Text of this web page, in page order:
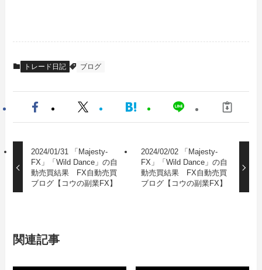
トレード日記 ブログ
2024/01/31 「Majesty-
FX」「Wild Dance」の自
動売買結果 FX自動売買
ブログ【コウの副業FX】
2024/02/02 「Majesty-
FX」「Wild Dance」の自
動売買結果 FX自動売買
ブログ【コウの副業FX】
関連記事